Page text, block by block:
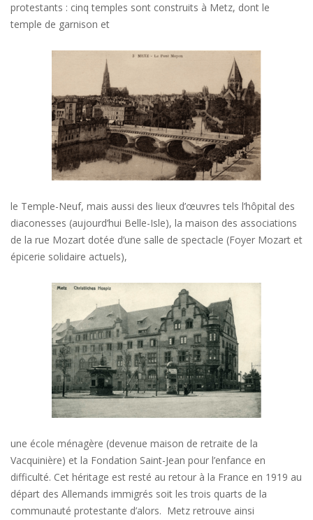
protestants : cinq temples sont construits à Metz, dont le
temple de garnison et
le Temple-Neuf, mais aussi des lieux d’œuvres tels l’hôpital des
diaconesses (aujourd’hui Belle-Isle), la maison des associations
de la rue Mozart dotée d’une salle de spectacle (Foyer Mozart et
épicerie solidaire actuels),
une école ménagère (devenue maison de retraite de la
Vacquinière) et la Fondation Saint-Jean pour l’enfance en
difficulté. Cet héritage est resté au retour à la France en 1919 au
départ des Allemands immigrés soit les trois quarts de la
communauté protestante d’alors. Metz retrouve ainsi